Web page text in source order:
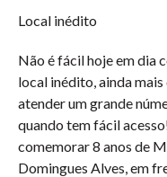
Local inédito
Não é fácil hoje em dia
local inédito, ainda
atender um grande
quando tem fácil
comemorar 8 anos de
Domingues Alves, em